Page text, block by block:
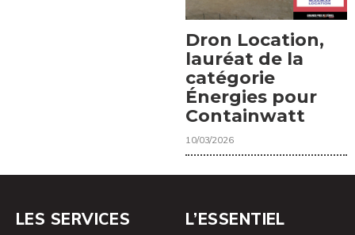
Dron Location,
lauréat de la
catégorie
Énergies pour
Containwatt
10/03/2026
LES SERVICES L’ESSENTIEL